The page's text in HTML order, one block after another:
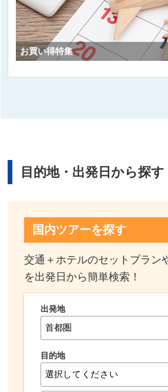
お買い得特集
目的地・出発日から探す
国内ツアーを探す
交通＋ホテルのセットプラン
を出発日から簡単検索！
出発地
目的地